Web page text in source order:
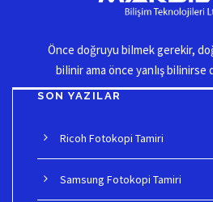
Önce doğruyu biImek gerekir,
biIinir ama önce yanIış biIinirse
SON YAZILAR
Ricoh Fotokopi Tamiri
Samsung Fotokopi Tamiri